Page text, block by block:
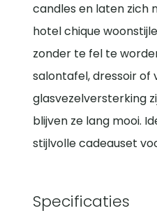
candles en laten zich
hotel chique
zonder te fel te
salontafel, dressoir of
glasvezelversterking
blijven ze lang mooi.
stijlvolle cadeauset
Specificaties